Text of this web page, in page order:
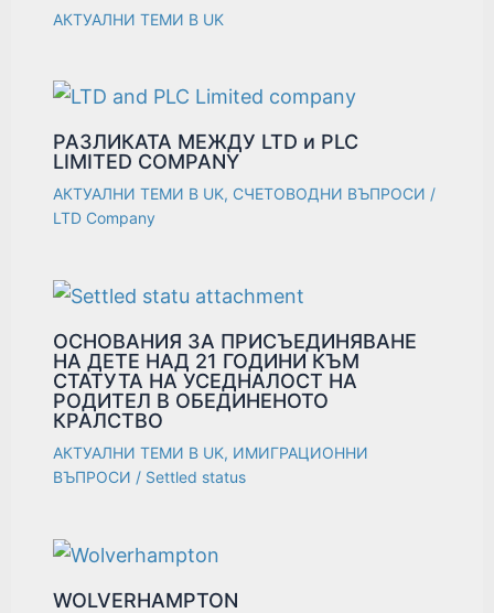
АКТУАЛНИ ТЕМИ В UK
РАЗЛИКАТА МЕЖДУ LTD и PLC
LIMITED COMPANY
АКТУАЛНИ ТЕМИ В UK, СЧЕТОВОДНИ ВЪПРОСИ /
LTD Company
ОСНОВАНИЯ ЗА ПРИСЪЕДИНЯВАНЕ
НА ДЕТЕ НАД 21 ГОДИНИ КЪМ
СТАТУТА НА УСЕДНАЛОСТ НА
РОДИТЕЛ В ОБЕДИНЕНОТО
КРАЛСТВО
АКТУАЛНИ ТЕМИ В UK, ИМИГРАЦИОННИ
ВЪПРОСИ / Settled status
WOLVERHAMPTON